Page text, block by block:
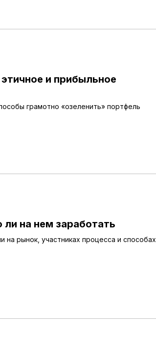
и прибыльное
грамотно «озеленить» портфель
на нем заработать
на рынок, участниках процесса и способах